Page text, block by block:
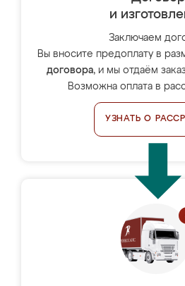
и
Заключаем
Вы вносите предоплату в
договора, и мы отдаём
Возможна оплата в
УЗНАТЬ О